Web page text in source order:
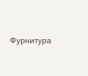
Фурнитура